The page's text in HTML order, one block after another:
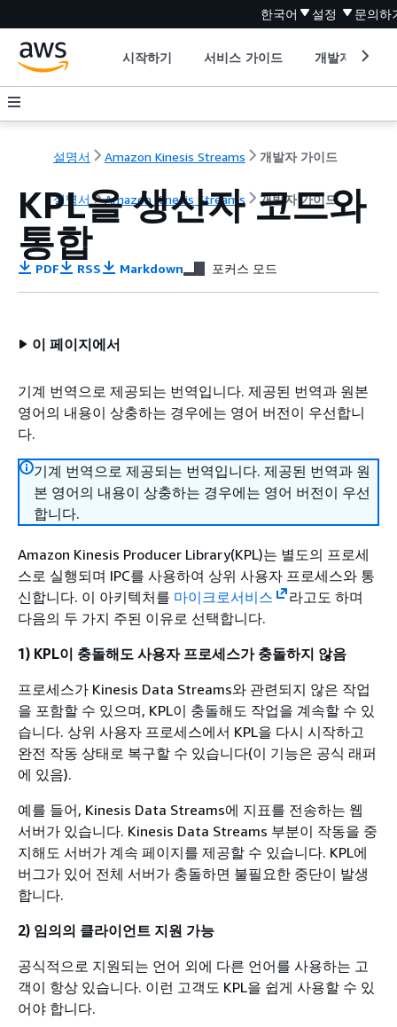
한국어 설정 문의하
시작하기 서비스 가이드 개발자 도구
설명서 Amazon Kinesis Streams 개발자 가이드
설명서 Amazon Kinesis Streams 개발자 가이드
KPL을 생산자 코드와
통합
PDF RSS Markdown 포커스 모드
이 페이지에서
기계 번역으로 제공되는 번역입니다. 제공된 번역과 원본
영어의 내용이 상충하는 경우에는 영어 버전이 우선합니
다.
기계 번역으로 제공되는 번역입니다. 제공된 번역과 원
본 영어의 내용이 상충하는 경우에는 영어 버전이 우선
합니다.
Amazon Kinesis Producer Library(KPL)는 별도의 프로세
스로 실행되며 IPC를 사용하여 상위 사용자 프로세스와 통
신합니다. 이 아키텍처를 마이크로서비스
라고도 하며
다음의 두 가지 주된 이유로 선택합니다.
1) KPL이 충돌해도 사용자 프로세스가 충돌하지 않음
프로세스가 Kinesis Data Streams와 관련되지 않은 작업
을 포함할 수 있으며, KPL이 충돌해도 작업을 계속할 수 있
습니다. 상위 사용자 프로세스에서 KPL을 다시 시작하고
완전 작동 상태로 복구할 수 있습니다(이 기능은 공식 래퍼
에 있음).
예를 들어, Kinesis Data Streams에 지표를 전송하는 웹
서버가 있습니다. Kinesis Data Streams 부분이 작동을 중
지해도 서버가 계속 페이지를 제공할 수 있습니다. KPL에
버그가 있어 전체 서버가 충돌하면 불필요한 중단이 발생
합니다.
2) 임의의 클라이언트 지원 가능
공식적으로 지원되는 언어 외에 다른 언어를 사용하는 고
객이 항상 있습니다. 이런 고객도 KPL을 쉽게 사용할 수 있
어야 합니다.